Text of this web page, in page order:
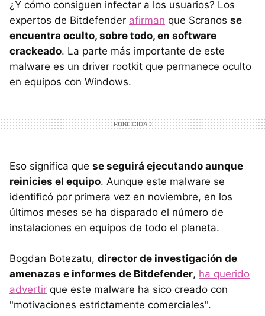
¿Y cómo consiguen infectar a los usuarios? Los
expertos de Bitdefender afirman que Scranos se
encuentra oculto, sobre todo, en software
crackeado. La parte más importante de este
malware es un driver rootkit que permanece oculto
en equipos con Windows.
Eso significa que se seguirá ejecutando aunque
reinicies el equipo. Aunque este malware se
identificó por primera vez en noviembre, en los
últimos meses se ha disparado el número de
instalaciones en equipos de todo el planeta.
Bogdan Botezatu, director de investigación de
amenazas e informes de Bitdefender, ha querido
advertir que este malware ha sico creado con
"motivaciones estrictamente comerciales".